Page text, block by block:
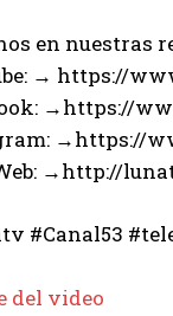
en nuestras
→ https://
→https://
→https://
→http://
#Canal53
del video